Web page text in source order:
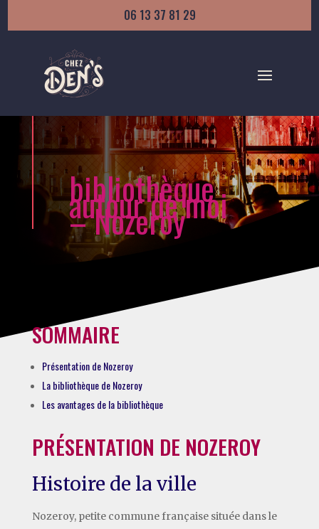
06 13 37 81 29
bibliothèque
autour de moi
– Nozeroy
SOMMAIRE
Présentation de Nozeroy
La bibliothèque de Nozeroy
Les avantages de la bibliothèque
PRÉSENTATION DE NOZEROY
Histoire de la ville
Nozeroy, petite commune française située dans le